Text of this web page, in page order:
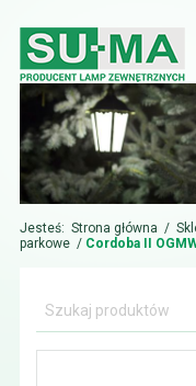
Jesteś: Strona główna /
parkowe / Cordoba II